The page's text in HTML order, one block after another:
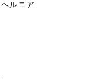
ヘルニア